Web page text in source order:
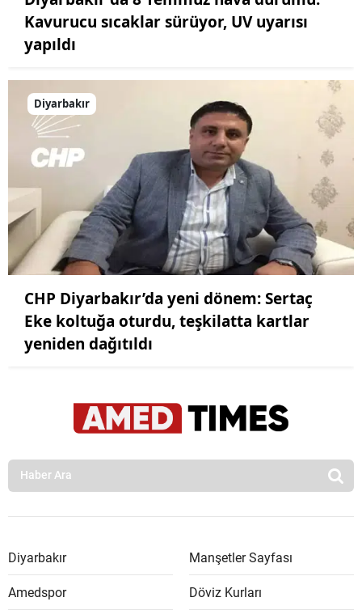
Kavurucu sıcaklar sürüyor, UV uyarısı
yapıldı
Diyarbakır
CHP Diyarbakır’da yeni dönem: Sertaç
Eke koltuğa oturdu, teşkilatta kartlar
yeniden dağıtıldı
Diyarbakır
Amedspor
Manşetler Sayfası
Döviz Kurları